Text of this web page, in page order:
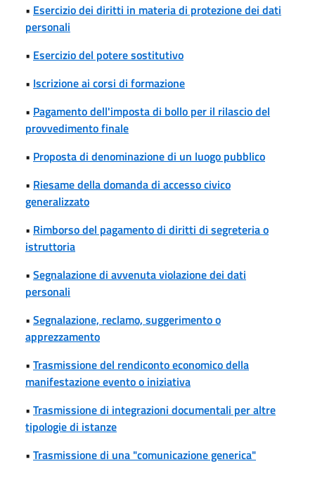
• Esercizio dei diritti in materia di protezione dei dati
personali
• Esercizio del potere sostitutivo
• Iscrizione ai corsi di formazione
• Pagamento dell'imposta di bollo per il rilascio del
provvedimento finale
• Proposta di denominazione di un luogo pubblico
• Riesame della domanda di accesso civico
generalizzato
• Rimborso del pagamento di diritti di segreteria o
istruttoria
• Segnalazione di avvenuta violazione dei dati
personali
• Segnalazione, reclamo, suggerimento o
apprezzamento
• Trasmissione del rendiconto economico della
manifestazione evento o iniziativa
• Trasmissione di integrazioni documentali per altre
tipologie di istanze
• Trasmissione di una "comunicazione generica"